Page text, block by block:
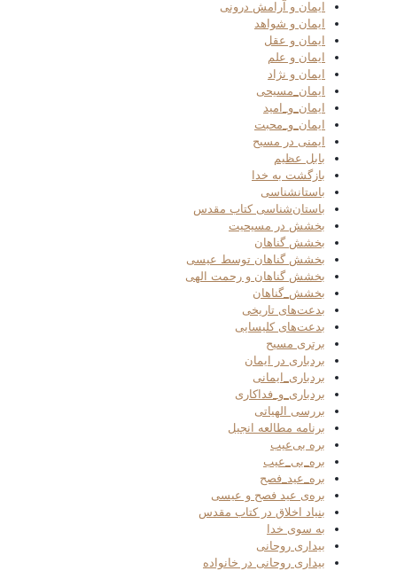
ایمان و آرامش درونی
ایمان و شواهد
ایمان و عقل
ایمان و علم
ایمان و نژاد
ایمان_مسیحی
ایمان_و_امید
ایمان_و_محبت
ایمنی در مسیح
بابل عظیم
بازگشت به خدا
باستانشناسی
باستان‌شناسی کتاب مقدس
بخشش در مسیحیت
بخشش گناهان
بخشش گناهان توسط عیسی
بخشش گناهان و رحمت الهی
بخشش_گناهان
بدعت‌های تاریخی
بدعت‌های کلیسایی
برتری مسیح
بردباری در ایمان
بردباری_ایمانی
بردباری_و_فداکاری
بررسی الهیاتی
برنامه مطالعه انجیل
بره بی‌عیب
بره_بی_عیب
بره_عید_فصح
بره‌ی عید فصح و عیسی
بنیاد اخلاق در کتاب مقدس
به سوی خدا
بیداری روحانی
بیداری روحانی در خانواده